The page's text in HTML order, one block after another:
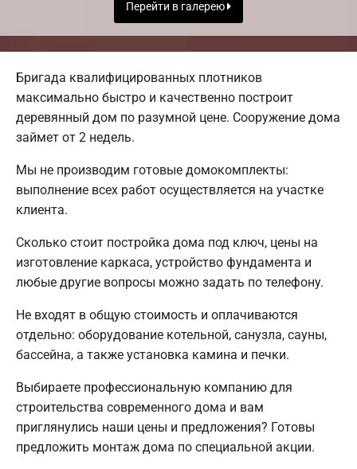
Перейти в галерею
Бригада квалифицированных плотников
максимально быстро и качественно построит
деревянный дом по разумной цене. Сооружение дома
займет от 2 недель.
Мы не производим готовые домокомплекты:
выполнение всех работ осуществляется на участке
клиента.
Сколько стоит постройка дома под ключ, цены на
изготовление каркаса, устройство фундамента и
любые другие вопросы можно задать по телефону.
Не входят в общую стоимость и оплачиваются
отдельно: оборудование котельной, санузла, сауны,
бассейна, а также установка камина и печки.
Выбираете профессиональную компанию для
строительства современного дома и вам
приглянулись наши цены и предложения? Готовы
предложить монтаж дома по специальной акции.